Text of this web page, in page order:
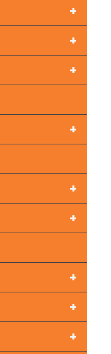
+
+
+
+
+
+
+
+
+